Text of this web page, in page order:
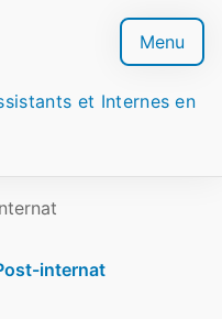
et Internes en
Menu
internat